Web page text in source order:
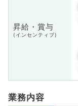
昇給・賞与
(インセンティブ)
業務内容